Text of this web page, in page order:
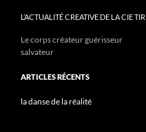
L’ACTUALITÉ CREATIVE DE LA CIE
Le corps créateur guérisseur
salvateur
ARTICLES RÉCENTS
la danse de la réalité